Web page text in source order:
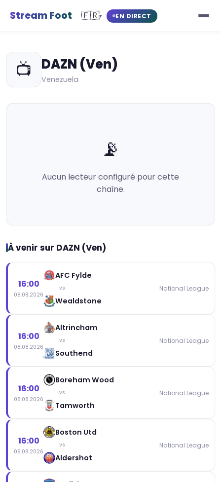
Stream Foot 🇫🇷▾ EN DIRECT
📺 DAZN (Ven)
Venezuela
📡
Aucun lecteur configuré pour cette
chaîne.
À venir sur DAZN (Ven)
16:00
08.08.2026
AFC Fylde
vs
Wealdstone
National League
16:00
08.08.2026
Altrincham
vs
Southend
National League
16:00
08.08.2026
Boreham Wood
vs
Tamworth
National League
16:00
08.08.2026
Boston Utd
vs
Aldershot
National League